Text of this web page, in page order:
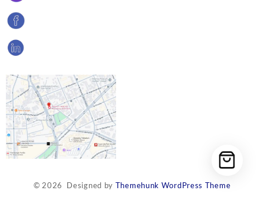
© 2026 Designed by Themehunk WordPress Theme